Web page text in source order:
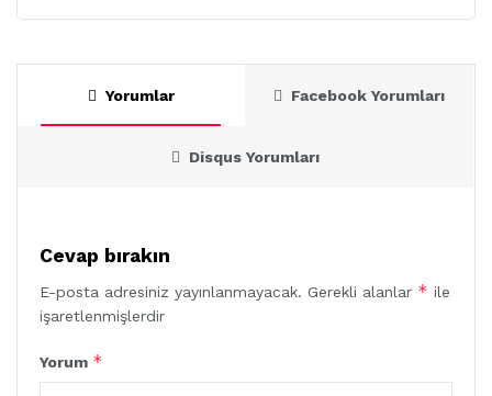
Yorumlar Facebook Yorumları
Disqus Yorumları
Cevap bırakın
E-posta adresiniz yayınlanmayacak. Gerekli alanlar * ile
işaretlenmişlerdir
Yorum *